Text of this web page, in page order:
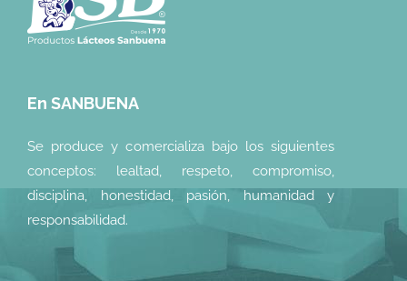
En SANBUENA
Se produce y comercializa bajo los siguientes
conceptos: lealtad, respeto, compromiso,
disciplina, honestidad, pasión, humanidad y
responsabilidad.